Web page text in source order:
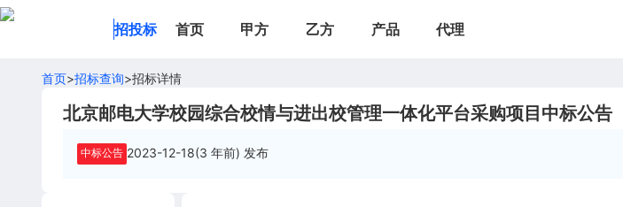
招投标 首页 甲方 乙方 产品 代理
首页>招标查询>招标详情
北京邮电大学校园综合校情与进出校管理一体化平台采购项目中标公告
中标公告 2023-12-18(3 年前) 发布